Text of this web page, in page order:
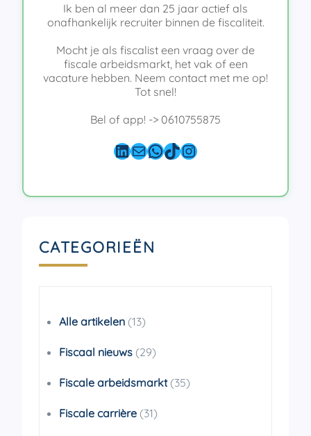
Ik ben al meer dan 25 jaar actief als
onafhankelijk recruiter binnen de fiscaliteit.
Mocht je als fiscalist een vraag over de
fiscale arbeidsmarkt, het vak of een
vacature hebben. Neem contact met me op!
Tot snel!
Bel of app! -> 0610755875
LinkedIn E-mail WhatsApp TikTok Instagram
CATEGORIEËN
Alle artikelen (13)
Fiscaal nieuws (29)
Fiscale arbeidsmarkt(35)
Fiscale carrière (31)